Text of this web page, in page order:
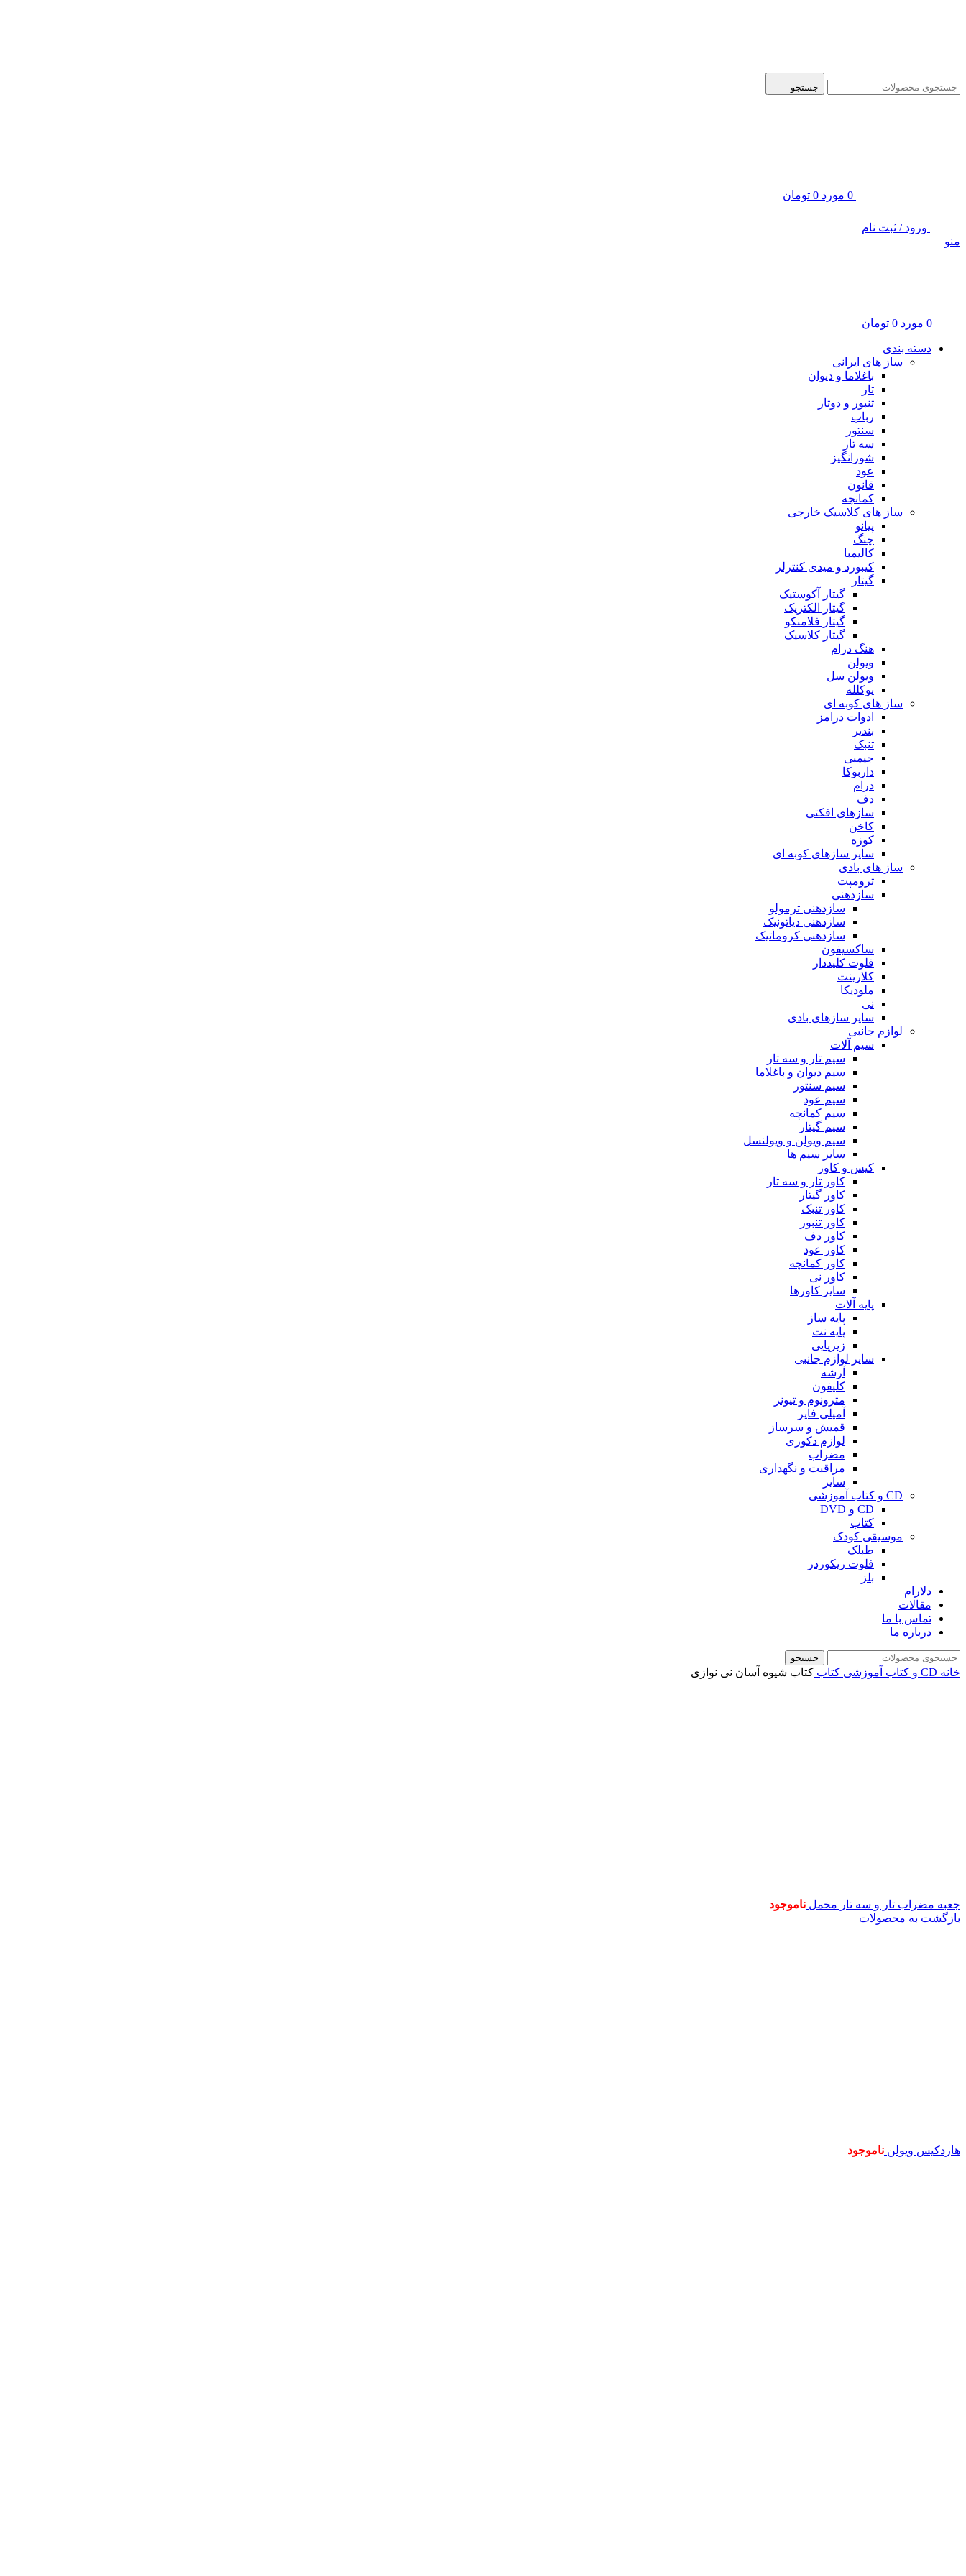
جستجو
0 مورد 0 تومان
ورود / ثبت نام
منو
0 مورد 0 تومان
دسته بندی
ساز های ایرانی
باغلاما و دیوان
تار
تنبور و دوتار
رباب
سنتور
سه تار
شورانگیز
عود
قانون
کمانچه
ساز های کلاسیک خارجی
پیانو
چنگ
کالیمبا
کیبورد و میدی کنترلر
گیتار
گیتار آکوستیک
گیتار الکتریک
گیتار فلامنکو
گیتار کلاسیک
هنگ درام
ویولن
ویولن سل
یوکلله
ساز های کوبه ای
ادوات درامز
بندیر
تنبک
جیمبی
داربوکا
درام
دف
سازهای افکتی
کاخن
کوزه
سایر سازهای کوبه ای
ساز های بادی
ترومپت
سازدهنی
سازدهنی ترمولو
سازدهنی دیاتونیک
سازدهنی کروماتیک
ساکسیفون
فلوت کلیددار
کلارینت
ملودیکا
نی
سایر سازهای بادی
لوازم جانبی
سیم آلات
سیم تار و سه تار
سیم دیوان و باغلاما
سیم سنتور
سیم عود
سیم کمانچه
سیم گیتار
سیم ویولن و ویولنسل
سایر سیم ها
کیس و کاور
کاور تار و سه تار
کاور گیتار
کاور تنبک
کاور تنبور
کاور دف
کاور عود
کاور کمانچه
کاور نی
سایر کاورها
پایه آلات
پایه ساز
پایه نت
زیرپایی
سایر لوازم جانبی
آرشه
کلیفون
مترونوم و تیونر
آمپلی فایر
قمیش و سرساز
لوازم دکوری
مضراب
مراقبت و نگهداری
سایر
CD و کتاب آموزشی
CD و DVD
کتاب
موسیقی کودک
طبلک
فلوت ریکوردر
بلز
دلارام
مقالات
تماس با ما
درباره ما
جستجو
خانه CD و کتاب آموزشی کتاب کتاب شیوه آسان نی‌ نوازی
جعبه مضراب تار و سه تار مخمل ناموجود
بازگشت به محصولات
هاردکیس ویولن ناموجود